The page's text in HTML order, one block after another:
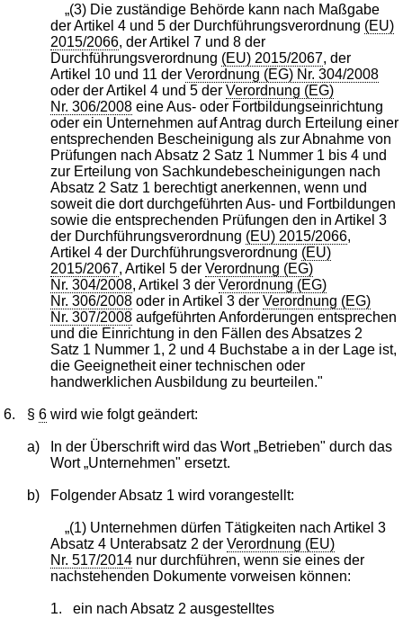
„(3) Die zuständige Behörde kann nach Maßgabe
der Artikel 4 und 5 der Durchführungsverordnung (EU)
2015/2066, der Artikel 7 und 8 der
Durchführungsverordnung (EU) 2015/2067, der
Artikel 10 und 11 der Verordnung (EG) Nr. 304/2008
oder der Artikel 4 und 5 der Verordnung (EG)
Nr. 306/2008eine Aus- oder Fortbildungseinrichtung
oder ein Unternehmen auf Antrag durch Erteilung einer
entsprechenden Bescheinigung als zur Abnahme von
Prüfungen nach Absatz 2 Satz 1 Nummer 1 bis 4 und
zur Erteilung von Sachkundebescheinigungen nach
Absatz 2 Satz 1 berechtigt anerkennen, wenn und
soweit die dort durchgeführten Aus- und Fortbildungen
sowie die entsprechenden Prüfungen den in Artikel 3
der Durchführungsverordnung (EU) 2015/2066,
Artikel 4 der Durchführungsverordnung (EU)
2015/2067, Artikel 5 der Verordnung (EG)
Nr. 304/2008, Artikel 3 der Verordnung (EG)
Nr. 306/2008oder in Artikel 3 der Verordnung (EG)
Nr. 307/2008aufgeführten Anforderungen entsprechen
und die Einrichtung in den Fällen des Absatzes 2
Satz 1 Nummer 1, 2 und 4 Buchstabe a in der Lage ist,
die Geeignetheit einer technischen oder
handwerklichen Ausbildung zu beurteilen."
6. §6 wird wie folgt geändert:
a)
In der Überschrift wird das Wort „Betrieben" durch das
Wort „Unternehmen" ersetzt.
b) Folgender Absatz 1 wird vorangestellt:
„(1) Unternehmen dürfen Tätigkeiten nach Artikel 3
Absatz 4 Unterabsatz 2 der Verordnung (EU)
Nr. 517/2014nur durchführen, wenn sie eines der
nachstehenden Dokumente vorweisen können:
1.
ein nach Absatz 2 ausgestelltes